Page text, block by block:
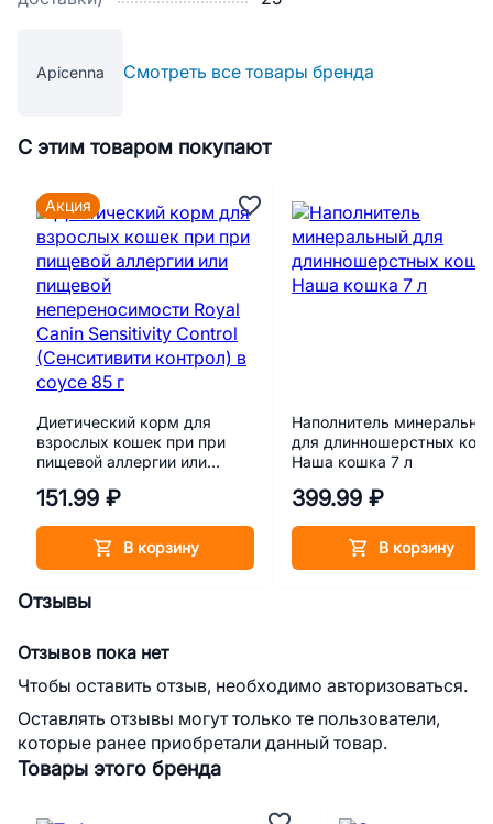
Apicenna Смотреть все товары бренда
С этим товаром покупают
Диетический корм для
взрослых кошек при при
пищевой аллергии или
Royal Canin Sensitivity
контрол) в соусе 85 г
151.99 ₽
В корзину
Акция
Наполнитель
для длинношерстных
Наша кошка 7 л
399.99 ₽
В корзину
Товары этого бренда
Отзывы
Отзывов пока нет
Чтобы оставить отзыв, необходимо авторизоваться.
Оставлять отзывы могут только те пользователи,
которые ранее приобретали данный товар.